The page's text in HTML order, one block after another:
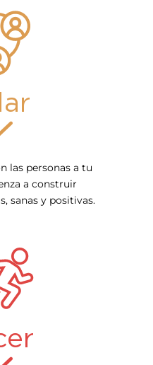
las personas a tu
a construir
sanas y positivas.